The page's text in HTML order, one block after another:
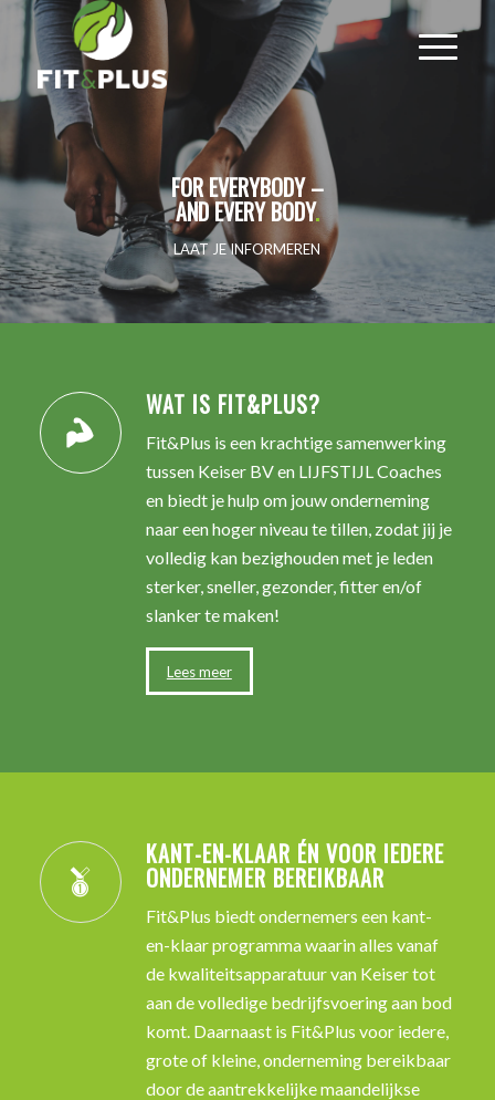
FOR EVERYBODY –
AND EVERY BODY.
LAAT JE INFORMEREN
WAT IS FIT&PLUS?
Fit&Plus is een krachtige samenwerking
tussen Keiser BV en LIJFSTIJL Coaches
en biedt je hulp om jouw onderneming
naar een hoger niveau te tillen, zodat jij je
volledig kan bezighouden met je leden
sterker, sneller, gezonder, fitter en/of
slanker te maken!
Lees meer
KANT-EN-KLAAR ÉN VOOR IEDERE
ONDERNEMER BEREIKBAAR
Fit&Plus biedt ondernemers een kant-
en-klaar programma waarin alles vanaf
de kwaliteitsapparatuur van Keiser tot
aan de volledige bedrijfsvoering aan bod
komt. Daarnaast is Fit&Plus voor iedere,
grote of kleine, onderneming bereikbaar
door de aantrekkelijke maandelijkse